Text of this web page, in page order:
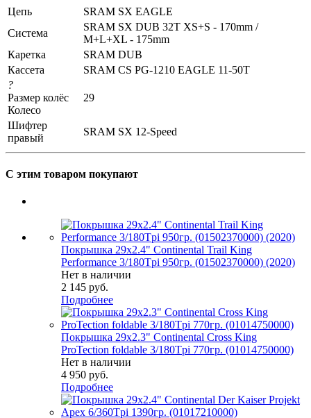
Цепь
SRAM SX EAGLE
Система
SRAM SX DUB 32T XS+S - 170mm /
M+L+XL - 175mm
Каретка
SRAM DUB
Кассета
SRAM CS PG-1210 EAGLE 11-50T
?
Размер колёс
Колесо
29
Шифтер
правый
SRAM SX 12-Speed
С этим товаром покупают
Покрышка 29x2.4" Continental Trail King
Performance 3/180Tpi 950гр. (01502370000) (2020)
Нет в наличии
2 145 руб.
Подробнее
Покрышка 29x2.3" Continental Cross King
ProTection foldable 3/180Tpi 770гр. (01014750000)
Нет в наличии
4 950 руб.
Подробнее